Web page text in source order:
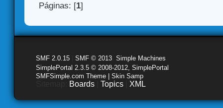
Páginas: [1]
SMF 2.0.15 SMF © 2013 Simple Machines
SimplePortal 2.3.5 © 2008-2012, SimplePortal
SMFSimple.com Theme | Skin Samp
Boards Topics XML